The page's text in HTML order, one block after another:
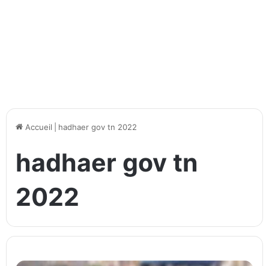
Accueil hadhaer gov tn 2022
hadhaer gov tn
2022